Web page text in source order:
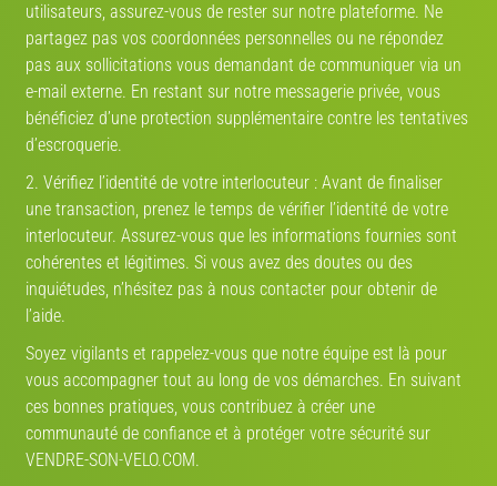
Mon partenaire de vélo
TROUVEZ VOTRE PARTENAIRE
DÉJÀ DES MILLIERS DE PROFILS
PARTENAIRE-DE-VELO.COM
ICI VOS PRÉFÉRENCES NE REGARDENT QUE VOUS !
utilisateurs, assurez-vous de rester sur notre plateforme. Ne
partagez pas vos coordonnées personnelles ou ne répondez
pas aux sollicitations vous demandant de communiquer via un
e-mail externe. En restant sur notre messagerie privée, vous
bénéficiez d’une protection supplémentaire contre les tentatives
d’escroquerie.
2. Vérifiez l’identité de votre interlocuteur : Avant de finaliser
une transaction, prenez le temps de vérifier l’identité de votre
interlocuteur. Assurez-vous que les informations fournies sont
cohérentes et légitimes. Si vous avez des doutes ou des
inquiétudes, n’hésitez pas à nous contacter pour obtenir de
l’aide.
Soyez vigilants et rappelez-vous que notre équipe est là pour
vous accompagner tout au long de vos démarches. En suivant
ces bonnes pratiques, vous contribuez à créer une
communauté de confiance et à protéger votre sécurité sur
VENDRE-SON-VELO.COM.